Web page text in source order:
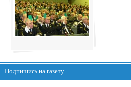
Подпишись на газету